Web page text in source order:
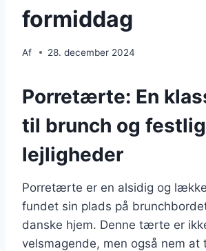
formiddag
Af 28. december 2024
Porretærte: En
til brunch og
lejligheder
Porretærte er en alsidig og
fundet sin plads på
danske hjem. Denne tærte er
velsmagende, men også nem at